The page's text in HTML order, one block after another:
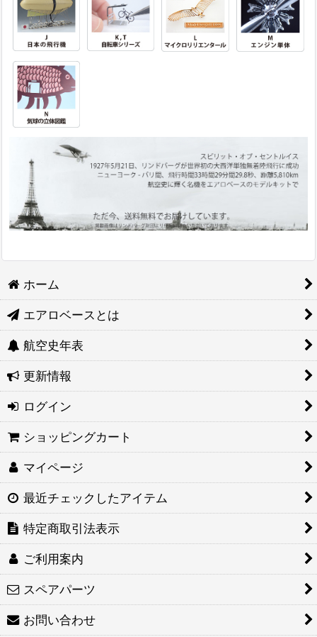
ホーム
エアロベースとは
航空史年表
更新情報
ログイン
ショッピングカート
マイページ
最近チェックしたアイテム
特定商取引法表示
ご利用案内
スペアパーツ
お問い合わせ